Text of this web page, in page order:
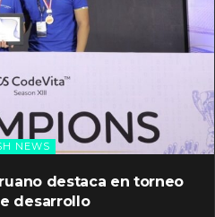
NEWS
destaca en torneo
desarrollo